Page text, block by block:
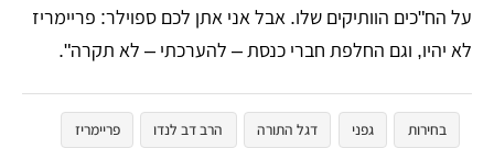
על הח"כים הוותיקים שלו. אבל אני אתן לכם ספוילר: פריימריז
לא יהיו, וגם החלפת חברי כנסת – להערכתי – לא תקרה".
בחירות גפני דגל התורה הרב דב לנדו פריימריז